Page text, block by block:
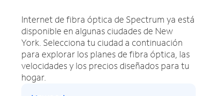
Internet de fibra óptica de Spectrum ya está
disponible en algunas ciudades de New
York. Selecciona tu ciudad a continuación
para explorar los planes de fibra óptica, las
velocidades y los precios diseñados para tu
hogar.